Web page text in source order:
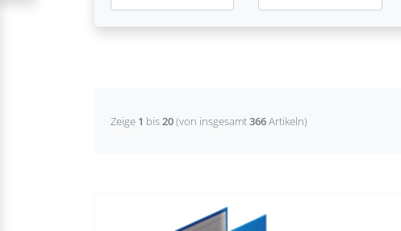
Zeige 1 bis20(von insgesamt366Artikeln)